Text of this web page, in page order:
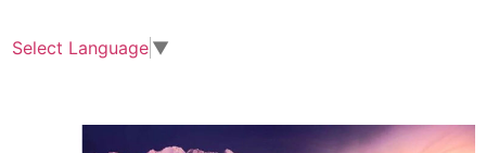
Select Language ▼